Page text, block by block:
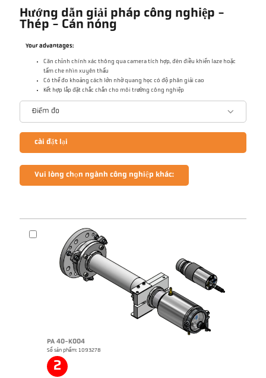
Hướng dẫn giải pháp công nghiệp -
Thép - Cán nóng
Your advantages:
Căn chỉnh chính xác thông qua camera tích hợp, đèn điều khiển laze hoặc
tấm che nhìn xuyên thấu
Có thể đo khoảng cách lớn nhờ quang học có độ phân giải cao
Kết hợp lắp đặt chắc chắn cho môi trường công nghiệp
Điểm đo
cài đặt lại
Vui lòng chọn ngành công nghiệp khác:
PA 40-K004
Số sản phẩm: 1093278
2